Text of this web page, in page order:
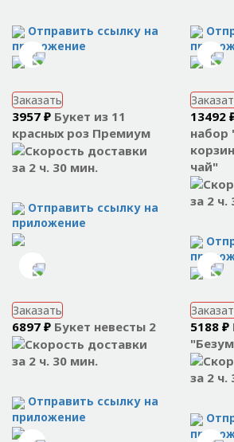
Отправить ссылку на
приложение
Заказать
3957 ₽ Букет из 11
красных роз Премиум
за 2 ч. 30 мин.
Отправить ссылку на
приложение
13492
набор
чай"
за 2 ч.
Заказать
6897 ₽ Букет невесты 2
за 2 ч. 30 мин.
Отправить ссылку на
приложение
5188 ₽
за 2 ч.